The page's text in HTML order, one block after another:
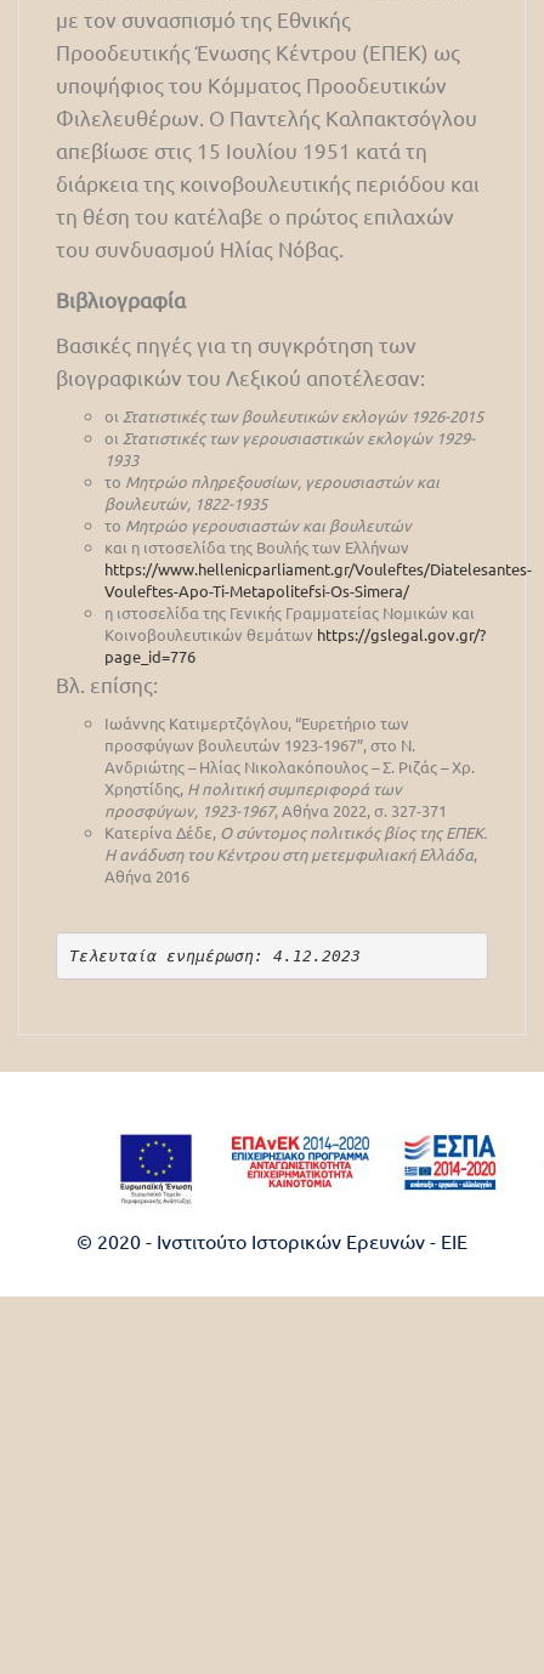
με τον συνασπισμό της Εθνικής
Προοδευτικής Ένωσης Κέντρου (ΕΠΕΚ) ως
υποψήφιος του Κόμματος Προοδευτικών
Φιλελευθέρων. Ο Παντελής Καλπακτσόγλου
απεβίωσε στις 15 Ιουλίου 1951 κατά τη
διάρκεια της κοινοβουλευτικής περιόδου και
τη θέση του κατέλαβε ο πρώτος επιλαχών
του συνδυασμού Ηλίας Νόβας.
Βιβλιογραφία
Βασικές πηγές για τη συγκρότηση των
βιογραφικών του Λεξικού αποτέλεσαν:
οι Στατιστικές των βουλευτικών εκλογών 1926-2015
οι Στατιστικές των γερουσιαστικών εκλογών 1929-
1933
το Μητρώο πληρεξουσίων, γερουσιαστών και
βουλευτών, 1822-1935
το Μητρώο γερουσιαστών και βουλευτών
και η ιστοσελίδα της Βουλής των Ελλήνων
https://www.hellenicparliament.gr/Vouleftes/Diatelesantes-
Vouleftes-Apo-Ti-Metapolitefsi-Os-Simera/
η ιστοσελίδα της Γενικής Γραμματείας Νομικών και
Κοινοβουλευτικών θεμάτων https://gslegal.gov.gr/?
page_id=776
Βλ. επίσης:
Ιωάννης Κατιμερτζόγλου, “Ευρετήριο των
προσφύγων βουλευτών 1923-1967”, στο Ν.
Ανδριώτης – Ηλίας Νικολακόπουλος – Σ. Ριζάς – Χρ.
Χρηστίδης, Η πολιτική συμπεριφορά των
προσφύγων, 1923-1967, Αθήνα 2022, σ. 327-371
Κατερίνα Δέδε, Ο σύντομος πολιτικός βίος της ΕΠΕΚ.
Η ανάδυση του Κέντρου στη μετεμφυλιακή Ελλάδα,
Αθήνα 2016
Τελευταία ενημέρωση: 4.12.2023
© 2020 - Ινστιτούτο Ιστορικών Ερευνών - EIE